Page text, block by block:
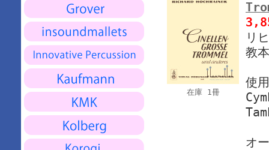
在庫 1冊
リ
教
使
オ